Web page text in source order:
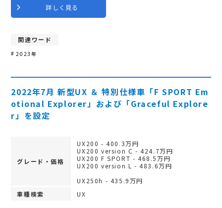
詳しく見る
関連ワード
2023年
2022年7月 新型UX ＆ 特別仕様車「F SPORT Em
otional Explorer」および「Graceful Explore
r」を設定
グレード・価格
UX200 - 400.3万円
UX200 version C - 424.7万円
UX200 F SPORT - 468.5万円
UX200 version L - 483.6万円
UX250h - 435.9万円
車種検索
UX